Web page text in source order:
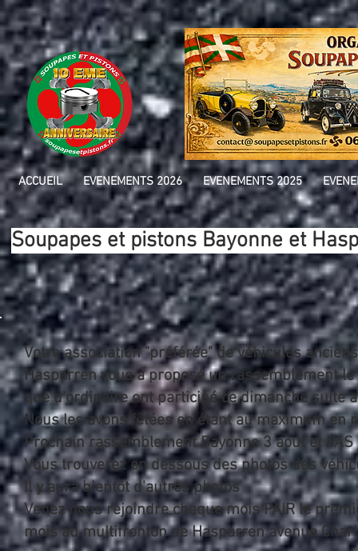
ACCUEIL EVENEMENTS 2026 EVENEMENTS 2025
Soupapes et pistons Bayonne et
Votre association "préférée" de véhicules
Hasparren vous a proposé un rassemblement
que d'ordinaire ont participé ce dimanche suite
Nous les avons fêtées en étant au maximum en
Prochain rassemblement Bayonne 3 aout et PAS
Vous trouverez en dessous des photos des
Il y aura bientôt d'autres photos
Venez nous rejoindre chaque mois PAIR le
mois au multifronton de Hasparren avenue